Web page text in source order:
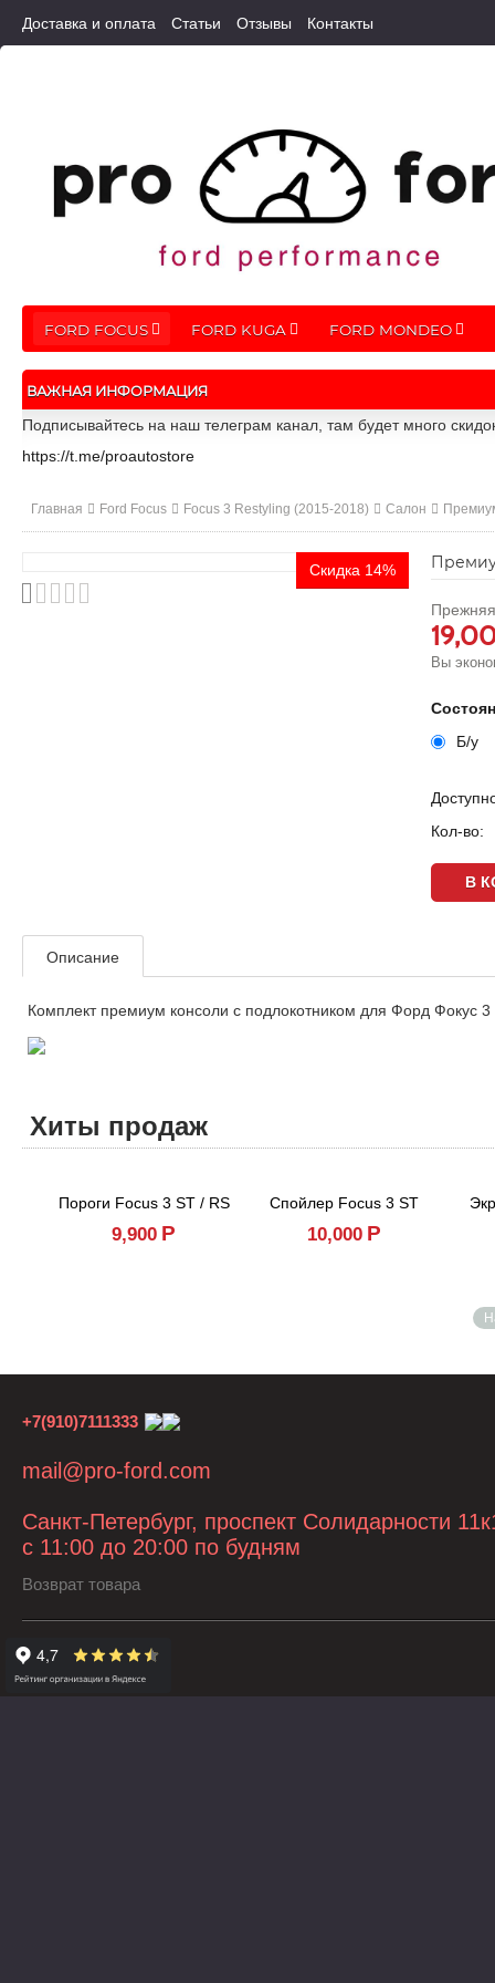
Доставка и оплата Статьи Отзывы Контакты
FORD FOCUS FORD KUGA FORD MONDEO
ВАЖНАЯ ИНФОРМАЦИЯ
Подписывайтесь на наш телеграм канал, там будет много
https://t.me/proautostore
Главная Ford Focus Focus 3 Restyling (2015-2018) Салон
Скидка 14%
Вы
Б/у
Кол-во:
Описание
Комплект премиум консоли с подлокотником для Форд Фокус
Хиты продаж
Пороги Focus 3 ST / RS
9,900 Р
Спойлер Focus 3 ST
10,000 Р
+7(910)7111333
mail@pro-ford.com
Санкт-Петербург, проспект Солидарности
с 11:00 до 20:00 по будням
Возврат товара